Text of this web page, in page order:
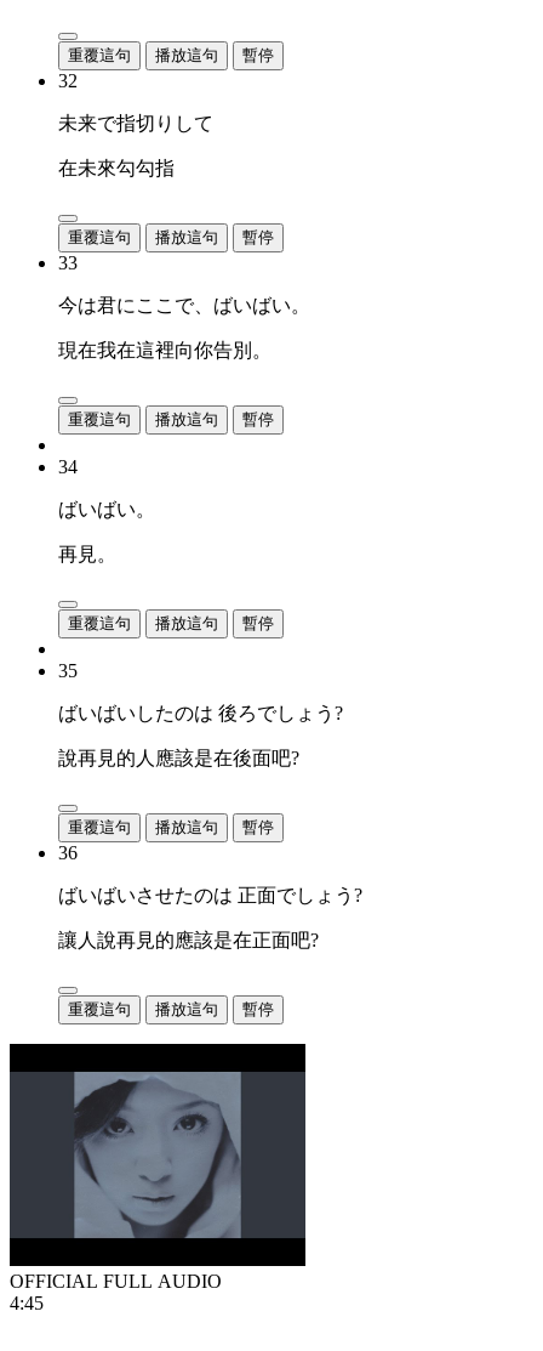
重覆這句 播放這句 暫停
32
未来で指切りして
在未來勾勾指
重覆這句 播放這句 暫停
33
今は君にここで、ばいばい。
現在我在這裡向你告別。
重覆這句 播放這句 暫停
34
ばいばい。
再見。
重覆這句 播放這句 暫停
35
ばいばいしたのは 後ろでしょう?
說再見的人應該是在後面吧?
重覆這句 播放這句 暫停
36
ばいばいさせたのは 正面でしょう?
讓人說再見的應該是在正面吧?
重覆這句 播放這句 暫停
OFFICIAL FULL AUDIO
4:45